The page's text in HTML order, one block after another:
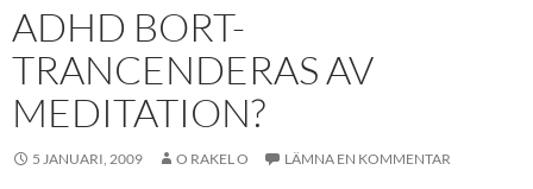
ADHD BORT-
TRANCENDERAS AV
MEDITATION?
5 JANUARI, 2009 O RAKEL O LÄMNA EN KOMMENTAR